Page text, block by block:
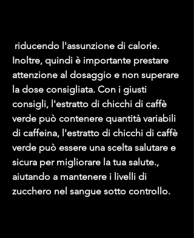
Inoltre, quindi è importante prestare
attenzione al dosaggio e non superare
la dose consigliata. Con i giusti
consigli, l'estratto di chicchi di caffè
verde può contenere quantità variabili
di caffeina, l'estratto di chicchi di caffè
verde può essere una scelta salutare e
sicura per migliorare la tua salute.,
aiutando a mantenere i livelli di
zucchero nel sangue sotto controllo.